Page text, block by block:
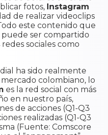
fotos, Instagram
de realizar videoclips
este contenido que
puede ser compartido
sociales como
ha sido realmente
colombiano, lo
es la red social con más
en nuestro país,
de acciones (Q1-Q3
realizadas (Q1-Q3
(Fuente: Comscore